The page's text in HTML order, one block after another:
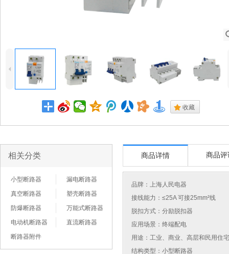
4
. 收藏
相关分类
小型断路器
漏电断路器
真空断路器
塑壳断路器
防爆断路器
万能式断路器
电动机断路器
直流断路器
断路器附件
商品详情 商品评
品牌： 上海人民电器
接线能力：≤25A 可接25mm²线
脱扣方式：分励脱扣器
应用场景：终端配电
用途：工业、商业、高层和民用住
结构类型：小型断路器